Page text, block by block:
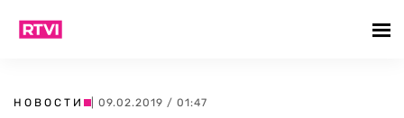
НОВОСТИ | 09.02.2019 / 01:47